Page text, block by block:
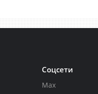
Соцсети
Max